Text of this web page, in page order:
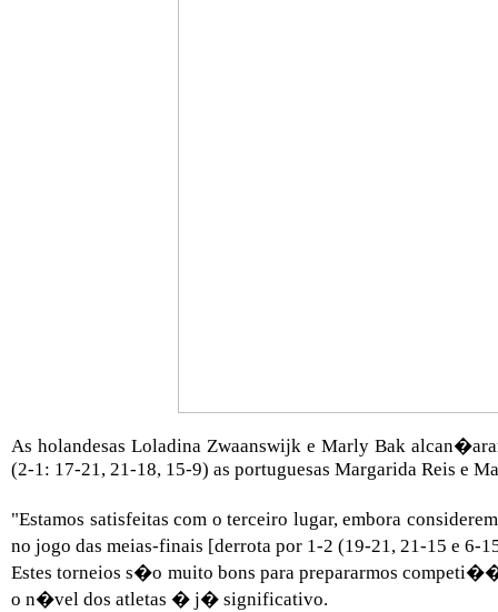
As holandesas Loladina Zwaanswijk e Marly Bak
(2-1: 17-21, 21-18, 15-9) as portuguesas Margarida Reis e
"Estamos satisfeitas com o terceiro lugar, embora
no jogo das meias-finais [derrota por 1-2 (19-21, 21-15 e 6-
Estes torneios s�o muito bons para prepararmos
o n�vel dos atletas � j� significativo.